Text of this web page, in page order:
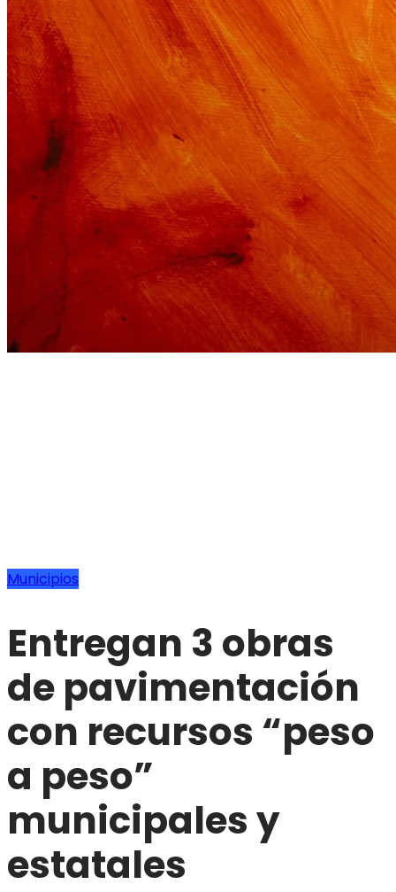
Municipios
Entregan 3 obras
de pavimentación
con recursos “peso
a peso”
municipales y
estatales